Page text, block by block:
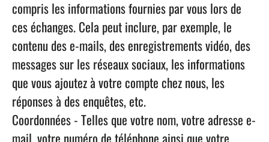
compris les informations fournies par vous lors de
ces échanges. Cela peut inclure, par exemple, le
contenu des e-mails, des enregistrements vidéo, des
messages sur les réseaux sociaux, les informations
que vous ajoutez à votre compte chez nous, les
réponses à des enquêtes, etc.
Coordonnées- Telles que votre nom, votre adresse e-
mail, votre numéro de téléphone ainsi que votre